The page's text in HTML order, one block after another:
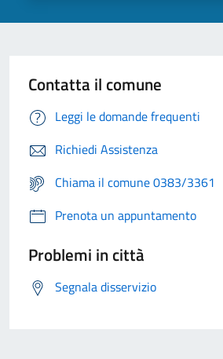
Contatta il comune
Leggi le domande frequenti
Richiedi Assistenza
Chiama il comune 0383/3361
Prenota un appuntamento
Problemi in città
Segnala disservizio